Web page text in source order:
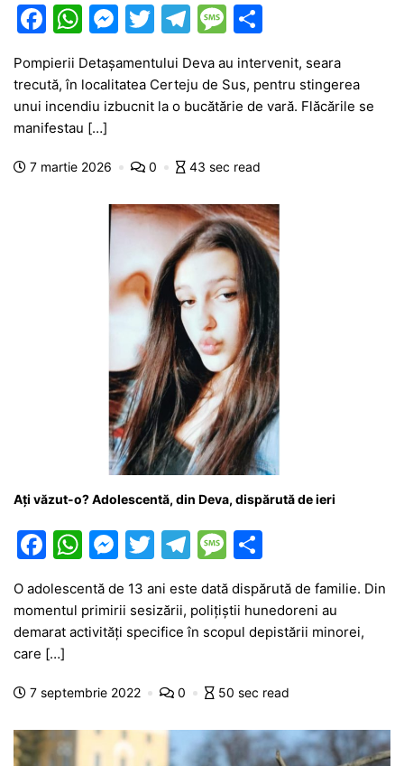
F
a
c
e
b
o
W
at
s
A
p
M
s
s
n
er
T
w
itt
er
T
e
gr
m
M
e
s
s
g
ta
je
Pompierii Detașamentului Deva au intervenit, seara
trecută, în localitatea Certeju de Sus, pentru stingerea
unui incendiu izbucnit la o bucătărie de vară. Flăcările se
manifestau […]
7 martie 2026 0 43 sec read
Ați văzut-o? Adolescentă, din Deva, dispărută de ieri
F
c
e
b
o
k
W
at
s
p
M
s
s
n
er
T
w
itt
er
T
e
gr
m
M
e
s
s
g
ta
je
z
O adolescentă de 13 ani este dată dispărută de familie. Din
momentul primirii sesizării, poliţiştii hunedoreni au
demarat activităţi specifice în scopul depistării minorei,
care […]
7 septembrie 2022 0 50 sec read